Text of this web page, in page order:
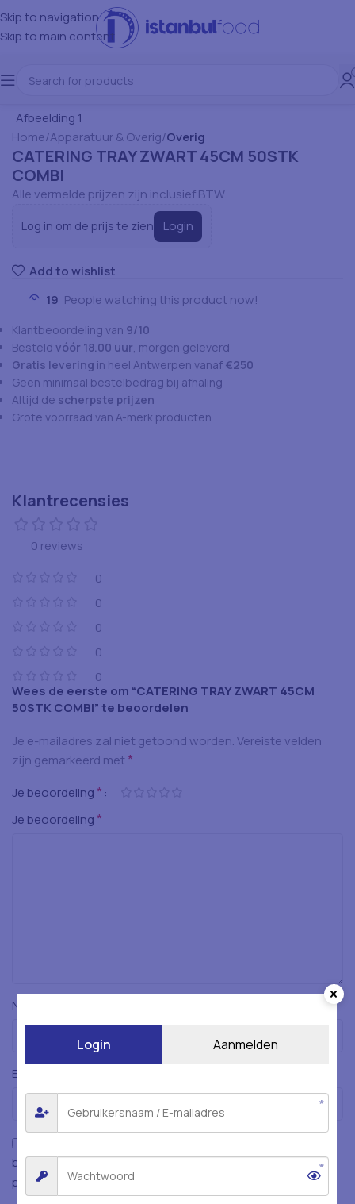
Skip to navigation
Skip to main content
Home Apparatuur & Overig Overig
CATERING TRAY ZWART 45CM 50STK
COMBI
Alle vermelde prijzen zijn inclusief BTW.
Log in om de prijs te zien Login
Add to wishlist
19 People watching this product now!
Klantbeoordeling van 9/10
Besteld vóór 18.00 uur, morgen geleverd
Gratis levering in heel Antwerpen vanaf €250
Geen minimaal bestelbedrag bij afhaling
Altijd de scherpste prijzen
Grote voorraad van A-merk producten
Klantrecensies
0 reviews
0
0
0
0
0
Wees de eerste om “CATERING TRAY ZWART 45CM
50STK COMBI” te beoordelen
Je e-mailadres zal niet getoond worden.Vereiste velden
zijn gemarkeerd met *
Je beoordeling *
Je beoordeling *
Naam
E-mail
browser voor de volgende keer wanneer ik een reactie
plaats.
Login Aanmelden